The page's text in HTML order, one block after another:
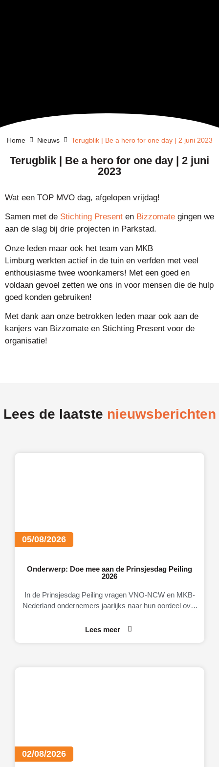
Home Nieuws Terugblik | Be a hero for one day | 2 juni 2023
Terugblik | Be a hero for one day | 2 juni
2023
Wat een TOP MVO dag, afgelopen vrijdag!
Samen met de Stichting Present en Bizzomate gingen we
aan de slag bij drie projecten in Parkstad.
Onze leden maar ook het team van MKB
Limburg werkten actief in de tuin en verfden met veel
enthousiasme twee woonkamers! Met een goed en
voldaan gevoel zetten we ons in voor mensen die de hulp
goed konden gebruiken!
Met dank aan onze betrokken leden maar ook aan de
kanjers van Bizzomate en Stichting Present voor de
organisatie!
Lees de laatste nieuwsberichten
05/08/2026
Onderwerp: Doe mee aan de Prinsjesdag Peiling
2026
In de Prinsjesdag Peiling vragen VNO-NCW en MKB-
Nederland ondernemers jaarlijks naar hun oordeel over
Lees meer
02/08/2026